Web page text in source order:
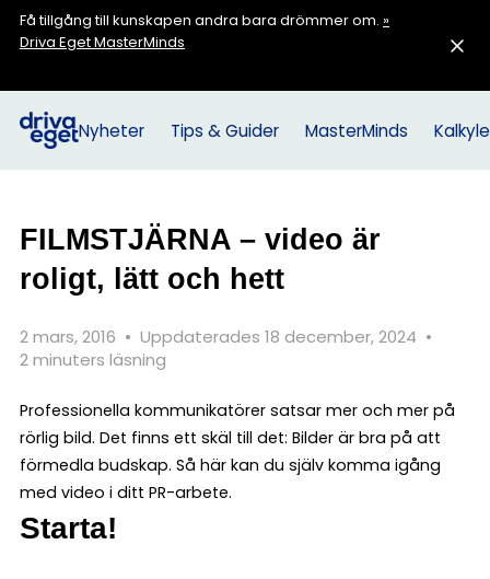
Få tillgång till kunskapen andra bara drömmer om. »
Driva Eget MasterMinds
Nyheter Tips & Guider MasterMinds
FILMSTJÄRNA – video är
roligt, lätt och hett
2 mars, 2016 • Uppdaterades 18 december, 2024 •
2 minuters läsning
Professionella kommunikatörer satsar mer och mer på
rörlig bild. Det finns ett skäl till det: Bilder är bra på att
förmedla budskap. Så här kan du själv komma igång
med video i ditt PR-arbete.
Starta!